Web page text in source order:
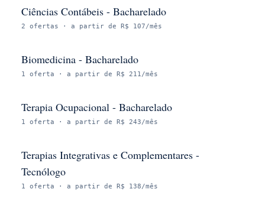
Ciências Contábeis - Bacharelado
2 ofertas · a partir de R$ 107/mês
Biomedicina - Bacharelado
1 oferta · a partir de R$ 211/mês
Terapia Ocupacional - Bacharelado
1 oferta · a partir de R$ 243/mês
Terapias Integrativas e Complementares -
Tecnólogo
1 oferta · a partir de R$ 138/mês